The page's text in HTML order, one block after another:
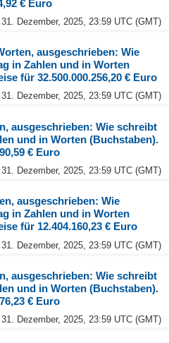
€ Euro
Dezember, 2025, 23:59 UTC (GMT)
ausgeschrieben: Wie
in Zahlen und in Worten
für 32.500.000.256,20 € Euro
Dezember, 2025, 23:59 UTC (GMT)
ausgeschrieben: Wie schreibt
und in Worten (Buchstaben).
€ Euro
Dezember, 2025, 23:59 UTC (GMT)
ausgeschrieben: Wie
in Zahlen und in Worten
für 12.404.160,23 € Euro
Dezember, 2025, 23:59 UTC (GMT)
ausgeschrieben: Wie schreibt
und in Worten (Buchstaben).
€ Euro
Dezember, 2025, 23:59 UTC (GMT)